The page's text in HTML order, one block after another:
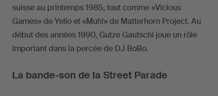
suisse au printemps 1985, tout comme «Vicious
Games» de Yello et «Muh!» de Matterhorn Project. Au
début des années 1990, Gutze Gautschi joue un rôle
important dans la percée de DJ BoBo.
La bande-son de la Street Parade